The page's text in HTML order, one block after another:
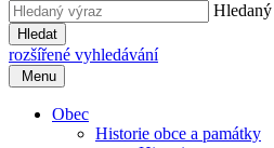
Hledat
rozšířené vyhledávání
Menu
Obec
Historie obce a památky